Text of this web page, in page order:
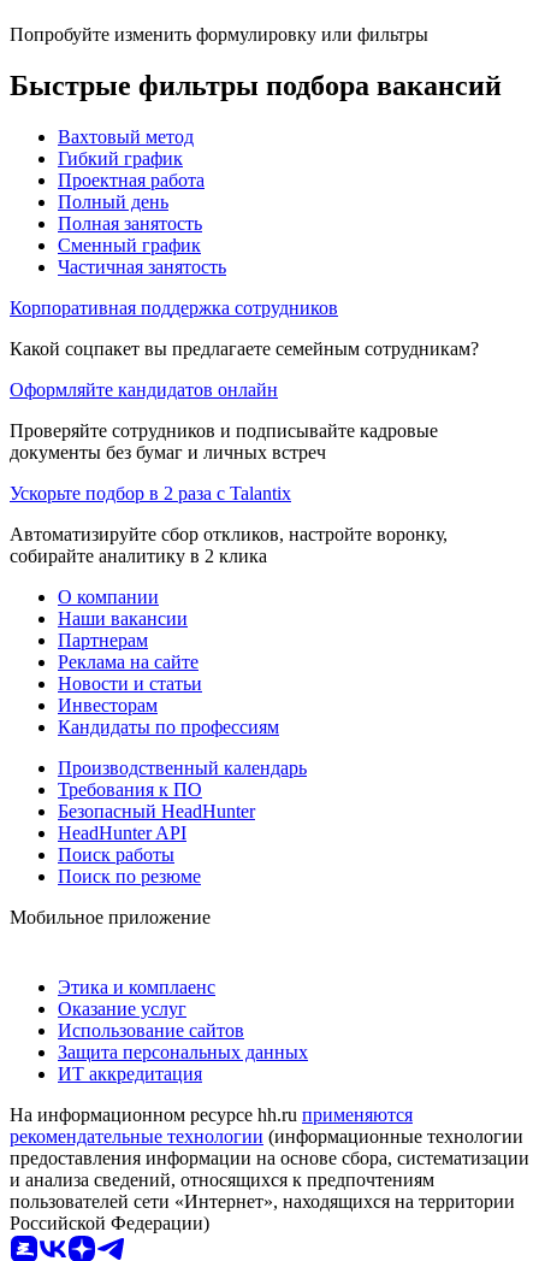
Попробуйте изменить формулировку или фильтры
Быстрые фильтры подбора вакансий
Вахтовый метод
Гибкий график
Проектная работа
Полный день
Полная занятость
Сменный график
Частичная занятость
Корпоративная поддержка сотрудников
Какой соцпакет вы предлагаете семейным сотрудникам?
Оформляйте кандидатов онлайн
Проверяйте сотрудников и подписывайте кадровые
документы без бумаг и личных встреч
Ускорьте подбор в 2 раза с Talantix
Автоматизируйте сбор откликов, настройте воронку,
собирайте аналитику в 2 клика
О компании
Наши вакансии
Партнерам
Реклама на сайте
Новости и статьи
Инвесторам
Кандидаты по профессиям
Производственный календарь
Требования к ПО
Безопасный HeadHunter
HeadHunter API
Поиск работы
Поиск по резюме
Мобильное приложение
Этика и комплаенс
Оказание услуг
Использование сайтов
Защита персональных данных
ИТ аккредитация
На информационном ресурсе hh.ru применяются
рекомендательные технологии (информационные технологии
предоставления информации на основе сбора, систематизации
и анализа сведений, относящихся к предпочтениям
пользователей сети «Интернет», находящихся на территории
Российской Федерации)